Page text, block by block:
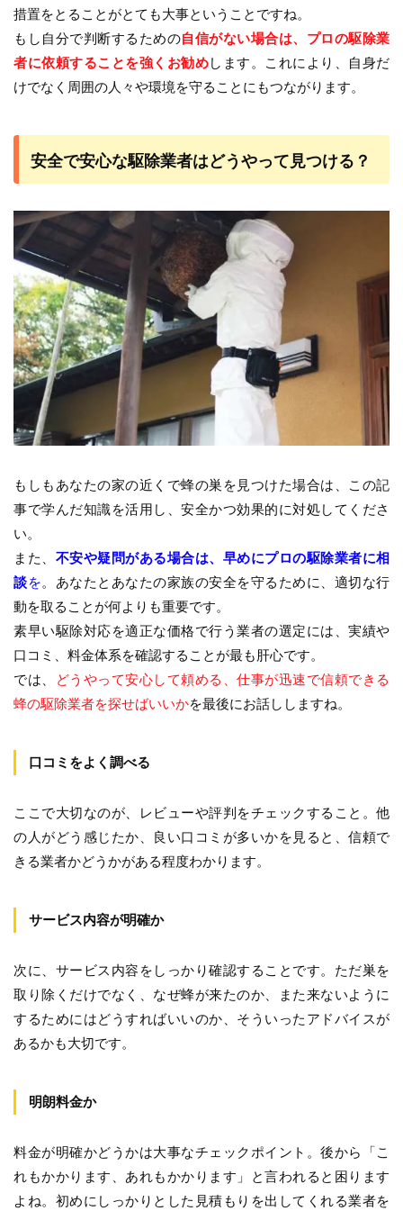
措置をとることがとても大事ということですね。
もし自分で判断するための自信がない場合は、プロの駆除業
者に依頼することを強くお勧めします。これにより、自身だ
けでなく周囲の人々や環境を守ることにもつながります。
安全で安心な駆除業者はどうやって見つける？
もしもあなたの家の近くで蜂の巣を見つけた場合は、この記
事で学んだ知識を活用し、安全かつ効果的に対処してくださ
い。
また、 不安や疑問がある場合は、早めにプロの駆除業者に相
談を。あなたとあなたの家族の安全を守るために、適切な行
動を取ることが何よりも重要です。
素早い駆除対応を適正な価格で行う業者の選定には、実績や
口コミ、料金体系を確認することが最も肝心です。
では、
どうやって安心して頼める、仕事が迅速で信頼できる
蜂の駆除業者を探せばいいかを最後にお話ししますね。
口コミをよく調べる
ここで大切なのが、レビューや評判をチェックすること。他
の人がどう感じたか、良い口コミが多いかを見ると、信頼で
きる業者かどうかがある程度わかります。
サービス内容が明確か
次に、サービス内容をしっかり確認することです。ただ巣を
取り除くだけでなく、なぜ蜂が来たのか、また来ないように
するためにはどうすればいいのか、そういったアドバイスが
あるかも大切です。
明朗料金か
料金が明確かどうかは大事なチェックポイント。後から「こ
れもかかります、あれもかかります」と言われると困ります
よね。初めにしっかりとした見積もりを出してくれる業者を